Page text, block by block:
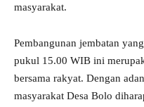
masyarakat.
Pembangunan jembatan
pukul 15.00 WIB ini
bersama rakyat. Dengan
masyarakat Desa Bolo